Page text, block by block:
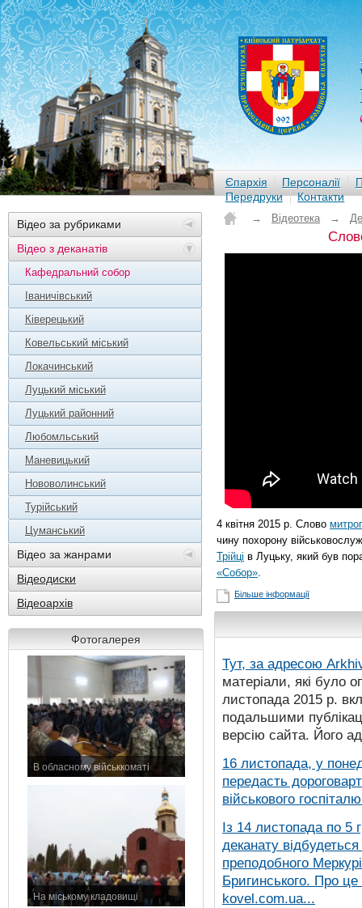
Єпархія Персоналії
Передруки
Контакти
Відео за рубриками
Відео з деканатів
Кафедральний собор
Іваничівський
Ківерецький
Ковельський міський
Локачинський
Луцький міський
Луцький районний
Любомльський
Маневицький
Нововолинський
Турійський
Цуманський
Відео за жанрами
Відеодиски
Відеоархів
Фотогалерея
В обласному військкоматі
На міському кладовищі
→ Відеотека →
4 квітня 2015 р. Слово
чину похорону
Трійці в Луцьку, який був
«Собор».
Більше інформації
Тут, за адресою
матеріали, які було
листопада 2015 р.
подальшими
версію сайта. Його
16 листопада, у
передасть
військового
Із 14 листопада по 5
деканату
преподобного
Бригинського. Про
kovel.com.ua...